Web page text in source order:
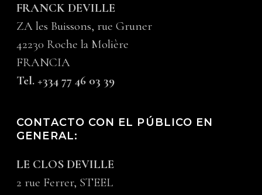
FRANCK DEVILLE
ZA les Buissons, rue Gruner
42230 Roche la Molière
FRANCIA
Tel. +334 77 46 03 39
CONTACTO CON EL PÚBLICO EN
GENERAL:
LE CLOS DEVILLE
2 rue Ferrer, STEEL